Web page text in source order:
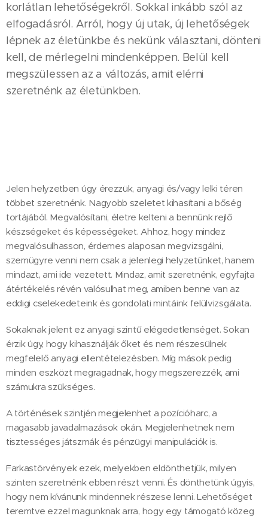
korlátlan lehetőségekről. Sokkal inkább szól az
elfogadásról. Arról, hogy új utak, új lehetőségek
lépnek az életünkbe és nekünk választani, dönteni
kell, de mérlegelni mindenképpen. Belül kell
megszülessen az a változás, amit elérni
szeretnénk az életünkben.
Jelen helyzetben úgy érezzük, anyagi és/vagy lelki téren
többet szeretnénk. Nagyobb szeletet kihasítani a bőség
tortájából. Megvalósítani, életre kelteni a bennünk rejlő
készségeket és képességeket. Ahhoz, hogy mindez
megvalósulhasson, érdemes alaposan megvizsgálni,
szemügyre venni nem csak a jelenlegi helyzetünket, hanem
mindazt, ami ide vezetett. Mindaz, amit szeretnénk, egyfajta
átértékelés révén valósulhat meg, amiben benne van az
eddigi cselekedeteink és gondolati mintáink felülvizsgálata.
Sokaknak jelent ez anyagi szintű elégedetlenséget. Sokan
érzik úgy, hogy kihasználják őket és nem részesülnek
megfelelő anyagi ellentételezésben. Míg mások pedig
minden eszközt megragadnak, hogy megszerezzék, ami
számukra szükséges.
A történések szintjén megjelenhet a pozícióharc, a
magasabb javadalmazások okán. Megjelenhetnek nem
tisztességes játszmák és pénzügyi manipulációk is.
Farkastörvények ezek, melyekben eldönthetjük, milyen
szinten szeretnénk ebben részt venni. És dönthetünk úgyis,
hogy nem kívánunk mindennek részese lenni. Lehetőséget
teremtve ezzel magunknak arra, hogy egy támogató közeg